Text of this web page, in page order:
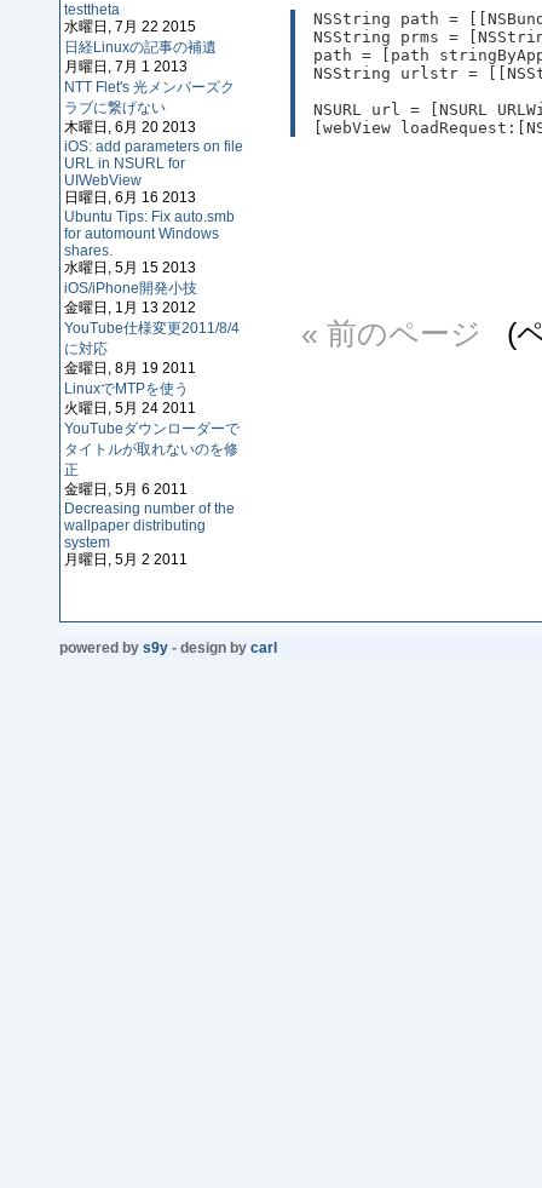
testtheta
水曜日, 7月 22 2015
日経Linuxの記事の補遺
月曜日, 7月 1 2013
NTT Flet's 光メンバーズク
ラブに繋げない
木曜日, 6月 20 2013
iOS: add parameters on file
URL in NSURL for
UIWebView
日曜日, 6月 16 2013
Ubuntu Tips: Fix auto.smb
for automount Windows
shares.
水曜日, 5月 15 2013
iOS/iPhone開発小技
金曜日, 1月 13 2012
YouTube仕様変更2011/8/4
に対応
金曜日, 8月 19 2011
LinuxでMTPを使う
火曜日, 5月 24 2011
YouTubeダウンローダーで
タイトルが取れないのを修
正
金曜日, 5月 6 2011
Decreasing number of the
wallpaper distributing
system
月曜日, 5月 2 2011
NSString path =
NSString prms =
path = [path
NSString urlstr =
NSURL url = [NSURL
[webView
« 前のページ (
powered by s9y - design by carl